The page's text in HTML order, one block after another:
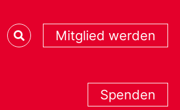
Mitglied werden
Spenden